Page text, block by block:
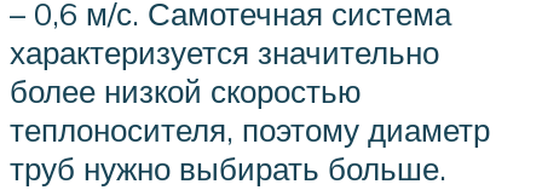
– 0,6 м/с. Самотечная система
характеризуется значительно
более низкой скоростью
теплоносителя, поэтому диаметр
труб нужно выбирать больше.